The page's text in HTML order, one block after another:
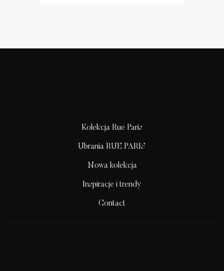
Kolekcja Rue Paris
Ubrania RUE PARIS
Nowa kolekcja
Inspiracje i trendy
Contact